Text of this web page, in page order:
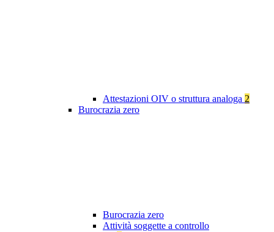
Attestazioni OIV o struttura analoga 2
Burocrazia zero
Burocrazia zero
Attività soggette a controllo